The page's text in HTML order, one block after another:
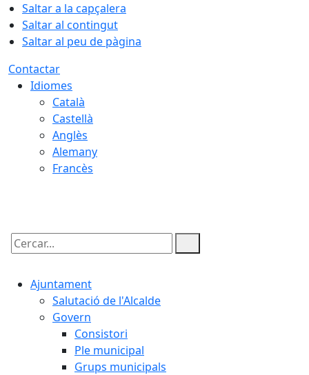
Saltar a la capçalera
Saltar al contingut
Saltar al peu de pàgina
Contactar
Idiomes
Català
Castellà
Anglès
Alemany
Francès
Cercar:
Ajuntament
Salutació de l'Alcalde
Govern
Consistori
Ple municipal
Grups municipals